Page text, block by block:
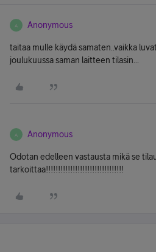
A Anonymous
taitaa mulle käydä samaten..vaikka
joulukuussa saman laitteen tilasin...
A Anonymous
Odotan edelleen vastausta mikä se
tarkoittaa!!!!!!!!!!!!!!!!!!!!!!!!!!!!!!!!